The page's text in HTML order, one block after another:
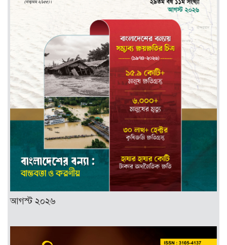
আগস্ট ২০২৬